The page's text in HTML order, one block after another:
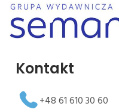
Kontakt
+48 61 610 30 60